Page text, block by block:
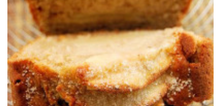
GÂTEAU POMMES & RICOTTA AUX
ÉPICES D’HIVER
Un délicieux gâteau au bon goût d’automne.